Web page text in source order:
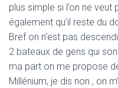
plus simple si l’on ne
également qu’il reste du
Bref on n’est pas
2 bateaux de gens qui
ma part on me propose
Millénium, je dis non , on